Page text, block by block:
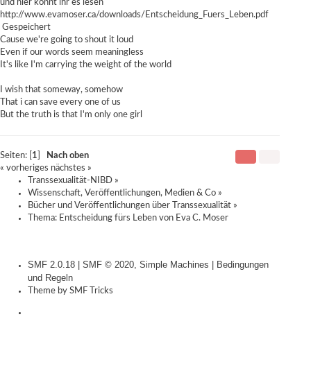
und hier könnt ihr es lesen
http://www.evamoser.ca/downloads/Entscheidung_Fuers_Leben.pdf
Gespeichert
Cause we're going to shout it loud
Even if our words seem meaningless
It's like I'm carrying the weight of the world
I wish that someway, somehow
That i can save every one of us
But the truth is that I'm only one girl
Seiten: [ 1
Nach oben
« vorheriges nächstes »
Transsexualität-NIBD »
Wissenschaft, Veröffentlichungen, Medien & Co »
Bücher und Veröffentlichungen über Transsexualität »
Thema: Entscheidung fürs Leben von Eva C. Moser
SMF 2.0.18 SMF © 2020, Simple Machines
Bedingungen
und Regeln
Theme by SMF Tricks